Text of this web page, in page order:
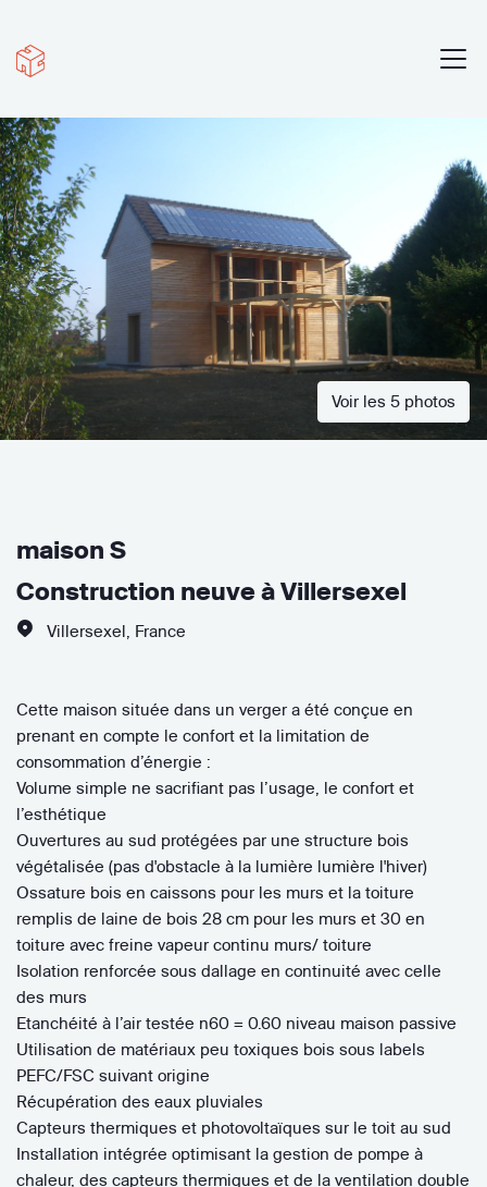
Voir les 5 photos
maison S
Construction neuve à Villersexel
Villersexel France
Cette maison située dans un verger a été conçue en
prenant en compte le confort et la limitation de
consommation d’énergie :
Volume simple ne sacrifiant pas l’usage, le confort et
l’esthétique
Ouvertures au sud protégées par une structure bois
végétalisée (pas d'obstacle à la lumière lumière l'hiver)
Ossature bois en caissons pour les murs et la toiture
remplis de laine de bois 28 cm pour les murs et 30 en
toiture avec freine vapeur continu murs/ toiture
Isolation renforcée sous dallage en continuité avec celle
des murs
Etanchéité à l’air testée n60 = 0.60 niveau maison passive
Utilisation de matériaux peu toxiques bois sous labels
PEFC/FSC suivant origine
Récupération des eaux pluviales
Capteurs thermiques et photovoltaïques sur le toit au sud
Installation intégrée optimisant la gestion de pompe à
chaleur, des capteurs thermiques et de la ventilation double